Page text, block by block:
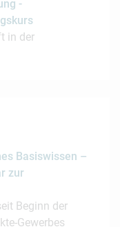
-
in der
Basiswissen –
zur
Beginn der
Gewerbes